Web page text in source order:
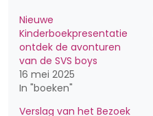
Nieuwe
Kinderboekpresentatie
ontdek de avonturen
van de SVS boys
16 mei 2025
In "boeken"
Verslag van het Bezoek